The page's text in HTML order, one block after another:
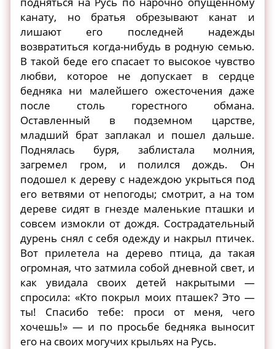
канату, но братья обрезывают канат и
лишают его последней надежды
возвратиться когда-нибудь в родную семью.
В такой беде его спасает то высокое чувство
любви, которое не допускает в сердце
бедняка ни малейшего ожесточения даже
после столь горестного обмана.
Оставленный в подземном царстве,
младший брат заплакал и пошел дальше.
Поднялась буря, заблистала молния,
загремел гром, и полился дождь. Он
подошел к дереву с надеждою укрыться под
его ветвями от непогоды; смотрит, а на том
дереве сидят в гнезде маленькие пташки и
совсем измокли от дождя. Сострадательный
дурень снял с себя одежду и накрыл птичек.
Вот прилетела на дерево птица, да такая
огромная, что затмила собой дневной свет, и
как увидала своих детей накрытыми —
спросила: «Кто покрыл моих пташек? Это —
ты! Спасибо тебе: проси от меня, чего
хочешь!» — и по просьбе бедняка выносит
его на своих могучих крыльях на Русь.